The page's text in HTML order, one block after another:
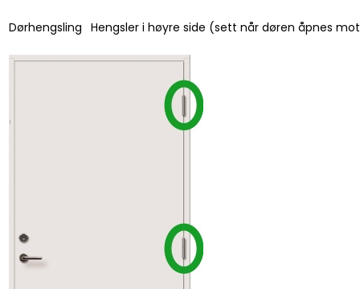
Dørhengsling Hengsler i høyre side (sett når døren åpnes